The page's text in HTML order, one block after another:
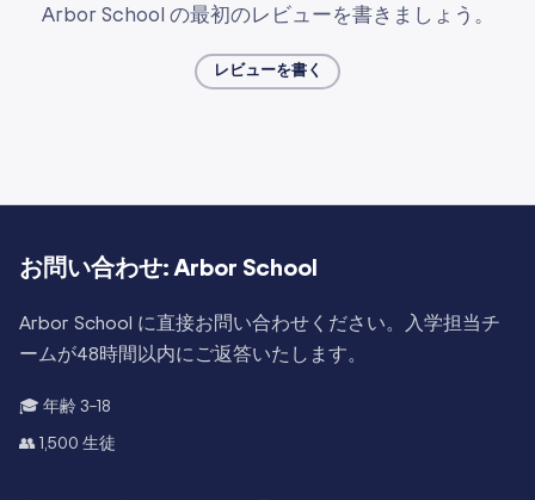
Arbor School の最初のレビューを書きましょう。
レビューを書く
お問い合わせ: Arbor School
Arbor School に直接お問い合わせください。入学担当チ
ームが48時間以内にご返答いたします。
🎓 年齢 3–18
👥 1,500 生徒